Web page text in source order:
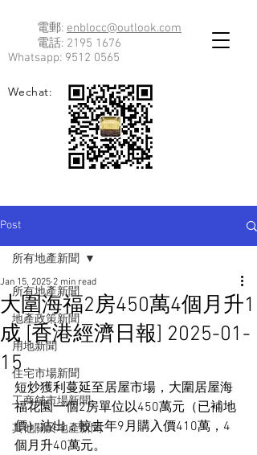
電郵: enblocc@outlook.com
電話: 2195 1676
Whatsapp: 9512 0565
Wechat:
Post
所有地產新聞
地產政策新聞
用地新聞
住宅市場新聞
工商舖市場新聞
其他關於地產新聞
所有地產新聞
大圍海福2房450萬4個月升1
成 [香港經濟日報] 2025-01-
15
Jan 15, 2025 2 min read
短炒獲利蔓延至居屋市場，大圍居屋海
福花園一個2房單位以450萬元（已補地
價）沽出，較去年9月購入價410萬，4
個月升40萬元。